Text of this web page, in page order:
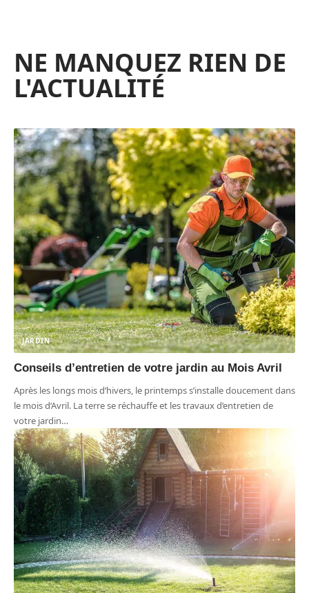
NE MANQUEZ RIEN DE
L'ACTUALITÉ
JARDIN
Conseils d’entretien de votre jardin au Mois Avril
Après les longs mois d’hivers, le printemps s’installe doucement dans
le mois d’Avril. La terre se réchauffe et les travaux d’entretien de
votre jardin…